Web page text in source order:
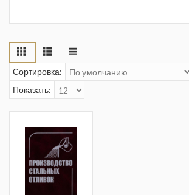
Сортировка:
Показать: